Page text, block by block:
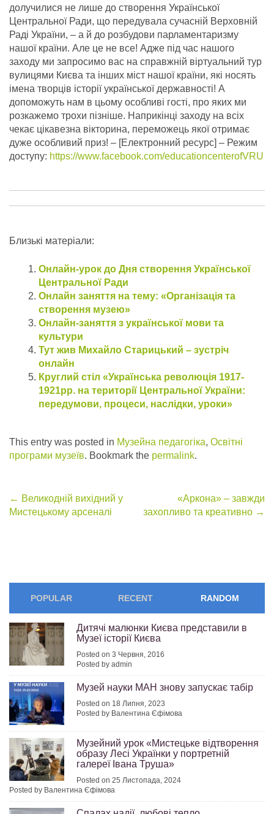
долучилися не лише до створення Української
Центральної Ради, що передувала сучасній Верховній
Раді України, – а й до розбудови парламентаризму
нашої країни. Але це не все! Адже під час нашого
заходу ми запросимо вас на справжній віртуальний тур
вулицями Києва та інших міст нашої країни, які носять
імена творців історії української державності! А
допоможуть нам в цьому особливі гості, про яких ми
розкажемо трохи пізніше. Наприкінці заходу на всіх
чекає цікавезна вікторина, переможець якої отримає
дуже особливий приз! – [Електронний ресурс] – Режим
доступу: https://www.facebook.com/educationcenterofVRU
Близькі матеріали:
Онлайн-урок до Дня створення Української
Центральної Ради
Онлайн заняття на тему: «Організація та
створення музею»
Онлайн-заняття з української мови та
культури
Тут жив Михайло Старицький – зустріч
онлайн
Круглий стіл «Українська революція 1917-
1921рр. на території Центральної України:
передумови, процеси, наслідки, уроки»
This entry was posted in Музейна педагогіка, Освітні
програми музеїв. Bookmark the permalink.
Post
← Великодній вихідний у
Мистецькому арсеналі
«Аркона» – завжди
захопливо та креативно →
POPULAR RECENT RANDOM
Дитячі малюнки Києва представили в
Музеї історії Києва
Posted on 3 Червня, 2016
Posted by admin
Музей науки МАН знову запускає табір
Posted on 18 Липня, 2023
Posted by Валентина Єфімова
Музейний урок «Мистецьке відтворення
образу Лесі Українки у портретній
галереї Івана Труша»
Posted on 25 Листопада, 2024
Posted by Валентина Єфімова